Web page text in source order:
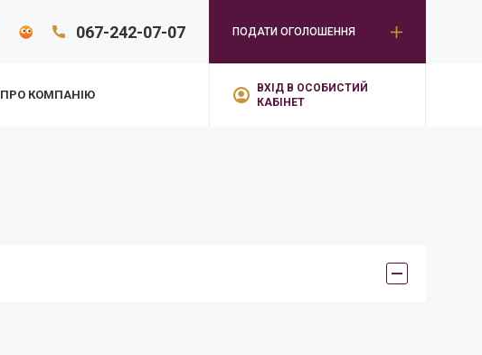
067-242-07-07 ПОДАТИ ОГОЛОШЕННЯ
ПРО КОМПАНІЮ
ВХІД В ОСОБИСТИЙ
КАБІНЕТ